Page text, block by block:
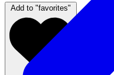
Add to "favorites"